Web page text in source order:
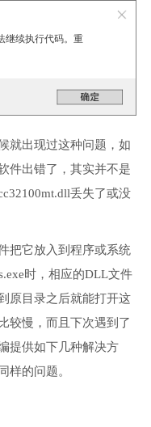
继续执行代码。重
就出现过这种问题，如
件出错了，其实并不是
丢失了或没
把它放入到程序或系统
时，相应的DLL文件
原目录之后就能打开这
较慢，而且下次遇到了
提供如下几种解决方
样的问题。